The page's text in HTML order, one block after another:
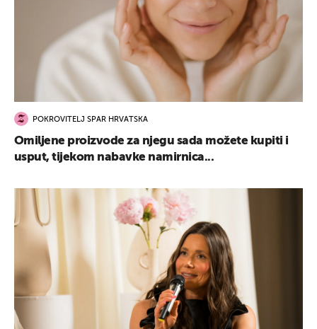
POKROVITELJ SPAR HRVATSKA
Omiljene proizvode za njegu sada možete kupiti i
usput, tijekom nabavke namirnica...